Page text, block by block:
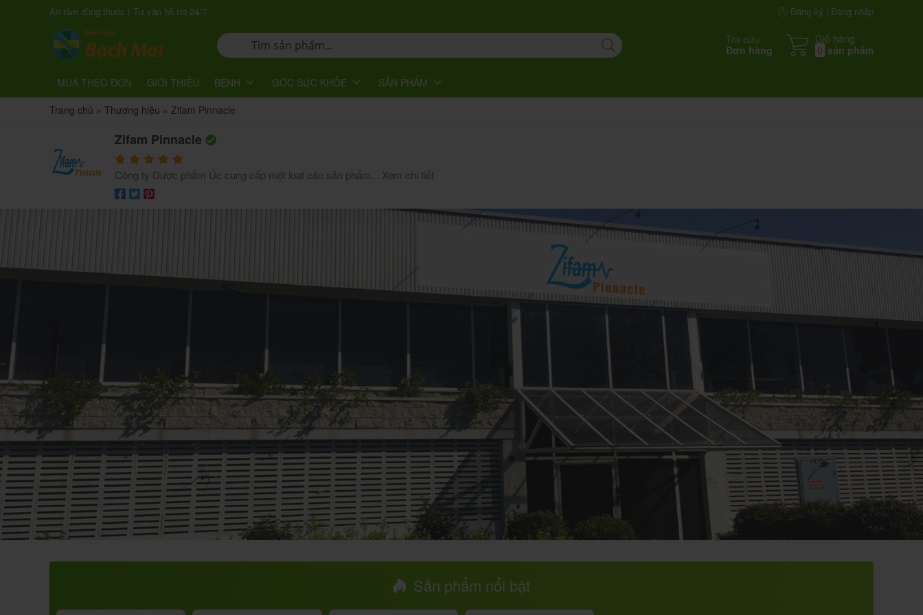
An tâm dùng thuốc | Tư vấn hỗ trợ 24/7 Đăng ký | Đăng nhập
Tra cứu
Đơn hàng
Giỏ hàng
0 sản phẩm
MUA THEO ĐƠN GIỚI THIỆU BỆNH GÓC SỨC KHỎE
SẢN PHẨM
Trang chủ » Thương hiệu » Zifam Pinnacle
Zifam Pinnacle
Công ty Dược phẩm Úc cung cấp một loạt các sản phẩm... Xem chi tiết
Sản phẩm nổi bật